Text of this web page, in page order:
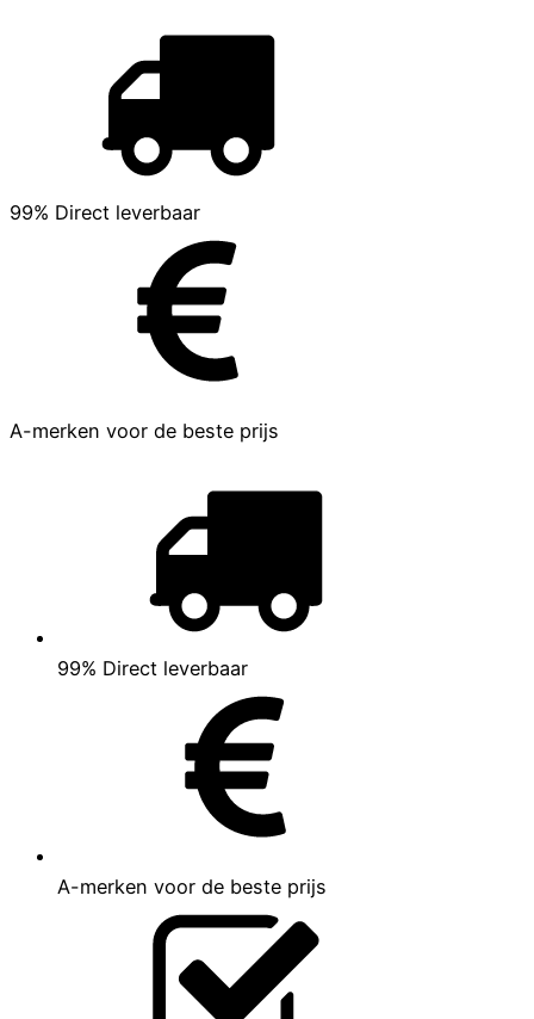
99% Direct leverbaar
A-merken voor de beste prijs
99% Direct leverbaar
A-merken voor de beste prijs